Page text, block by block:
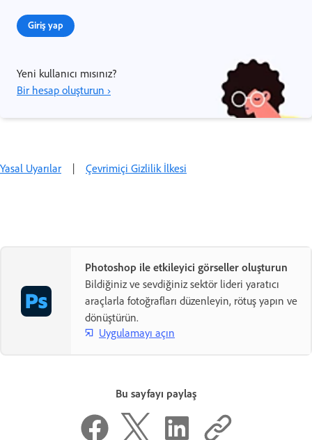
Giriş yap
Yeni kullanıcı mısınız?
Bir hesap oluşturun ›
Yasal Uyarılar | Çevrimiçi Gizlilik İlkesi
Photoshop ile etkileyici görseller oluşturun
Bildiğiniz ve sevdiğiniz sektör lideri yaratıcı
araçlarla fotoğrafları düzenleyin, rötuş yapın ve
dönüştürün.
Uygulamayı açın
Bu sayfayı paylaş